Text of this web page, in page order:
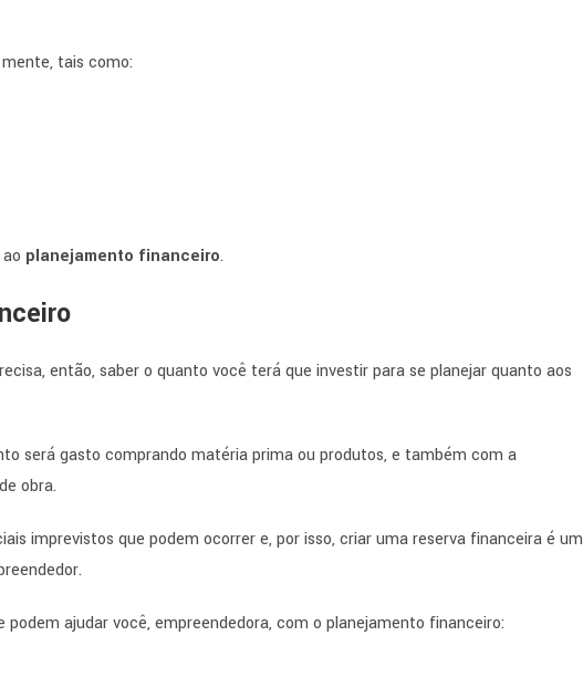
tais como:
planejamento financeiro.
então, saber o quanto você terá que investir para se planejar quanto aos
será gasto comprando matéria prima ou produtos, e também com a
obra.
imprevistos que podem ocorrer e, por isso, criar uma reserva financeira é
ajudar você, empreendedora, com o planejamento financeiro: